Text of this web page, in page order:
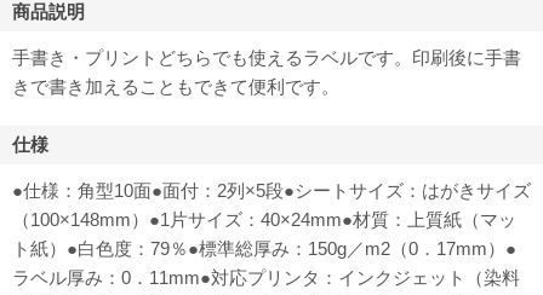
商品説明
手書き・プリントどちらでも使えるラベルです。印刷後に手書
きで書き加えることもできて便利です。
仕様
●仕様：角型10面●面付：2列×5段●シートサイズ：はがきサイズ
（100×148mm）●1片サイズ：40×24mm●材質：上質紙（マッ
ト紙）●白色度：79％●標準総厚み：150g／m2（0．17mm）●
ラベル厚み：0．11mm●対応プリンタ：インクジェット（染料